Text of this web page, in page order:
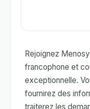
Rejoignez
francophone et
exceptionnelle.
fournirez des
traiterez les